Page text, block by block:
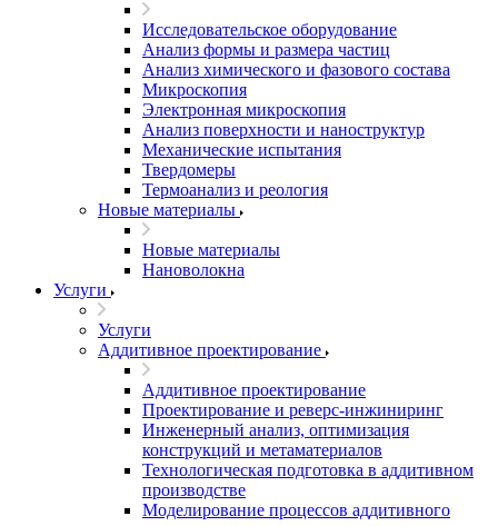
Исследовательское оборудование
Анализ формы и размера частиц
Анализ химического и фазового состава
Микроскопия
Электронная микроскопия
Анализ поверхности и наноструктур
Механические испытания
Твердомеры
Термоанализ и реология
Новые материалы
Новые материалы
Нановолокна
Услуги
Услуги
Аддитивное проектирование
Аддитивное проектирование
Проектирование и реверс-инжиниринг
Инженерный анализ, оптимизация
конструкций и метаматериалов
Технологическая подготовка в аддитивном
производстве
Моделирование процессов аддитивного